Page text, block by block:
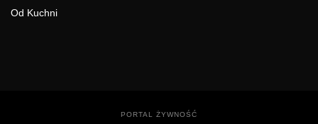
Od Kuchni
PORTAL ŻYWNOŚĆ